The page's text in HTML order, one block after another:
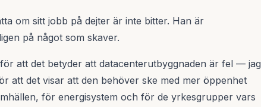
om sitt jobb på dejter är inte bitter. Han är
på något som skaver.
att det betyder att datacenterutbyggnaden är fel — jag
att det visar att den behöver ske med mer öppenhet
för energisystem och för de yrkesgrupper vars